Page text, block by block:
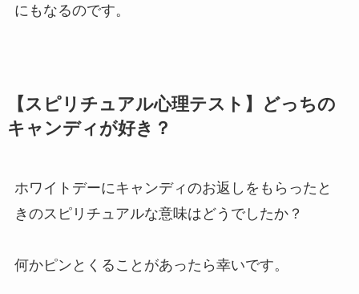
にもなるのです。
【スピリチュアル心理テスト】どっちの
キャンディが好き？
ホワイトデーにキャンディのお返しをもらったと
きのスピリチュアルな意味はどうでしたか？
何かピンとくることがあったら幸いです。